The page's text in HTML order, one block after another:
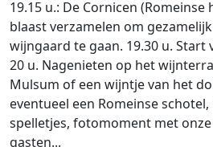
19.15 u.: De Cornicen
blaast verzamelen om
wijngaard te gaan. 19.30 u. Start
20 u. Nagenieten op het
Mulsum of een wijntje van het
eventueel een Romeinse schotel,
spelletjes, fotomoment met
gasten...